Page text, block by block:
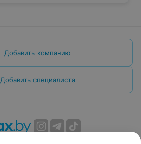
Добавить компанию
Добавить специалиста